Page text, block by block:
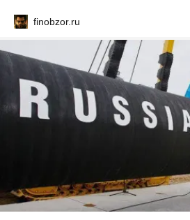
finobzor.ru